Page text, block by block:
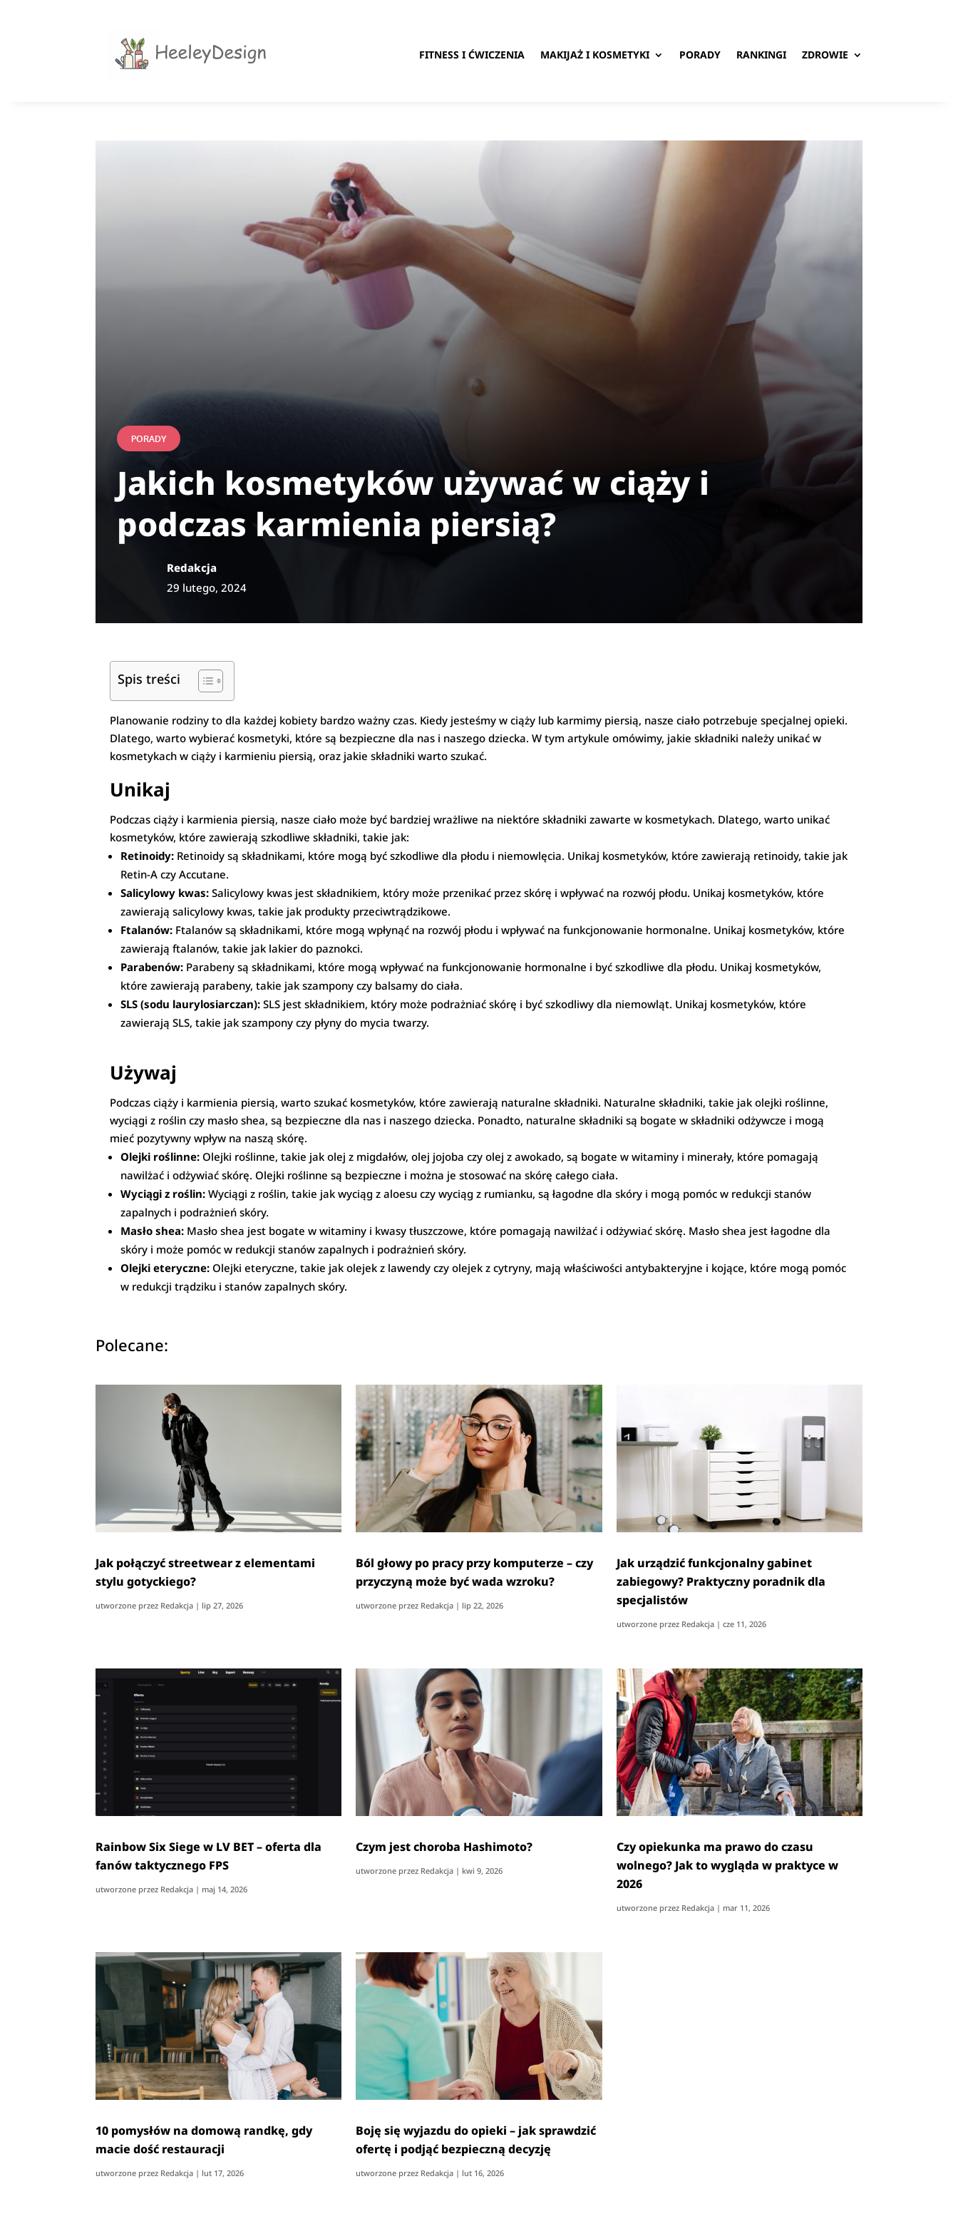
FITNESS I ĆWICZENIA MAKIJAŻ I KOSMETYKI PORADY RANKINGI ZDROWIE
PORADY
Jakich kosmetyków używać w ciąży i
podczas karmienia piersią?
Redakcja
29 lutego, 2024
Spis treści
Planowanie rodziny to dla każdej kobiety bardzo ważny czas. Kiedy jesteśmy w ciąży lub karmimy piersią, nasze ciało potrzebuje specjalnej opieki.
Dlatego, warto wybierać kosmetyki, które są bezpieczne dla nas i naszego dziecka. W tym artykule omówimy, jakie składniki należy unikać w
kosmetykach w ciąży i karmieniu piersią, oraz jakie składniki warto szukać.
Unikaj
Podczas ciąży i karmienia piersią, nasze ciało może być bardziej wrażliwe na niektóre składniki zawarte w kosmetykach. Dlatego, warto unikać
kosmetyków, które zawierają szkodliwe składniki, takie jak:
Retinoidy: Retinoidy są składnikami, które mogą być szkodliwe dla płodu i niemowlęcia. Unikaj kosmetyków, które zawierają retinoidy, takie jak
Retin-A czy Accutane.
Salicylowy kwas: Salicylowy kwas jest składnikiem, który może przenikać przez skórę i wpływać na rozwój płodu. Unikaj kosmetyków, które
zawierają salicylowy kwas, takie jak produkty przeciwtrądzikowe.
Ftalanów: Ftalanów są składnikami, które mogą wpłynąć na rozwój płodu i wpływać na funkcjonowanie hormonalne. Unikaj kosmetyków, które
zawierają ftalanów, takie jak lakier do paznokci.
Parabenów: Parabeny są składnikami, które mogą wpływać na funkcjonowanie hormonalne i być szkodliwe dla płodu. Unikaj kosmetyków,
które zawierają parabeny, takie jak szampony czy balsamy do ciała.
SLS (sodu laurylosiarczan): SLS jest składnikiem, który może podrażniać skórę i być szkodliwy dla niemowląt. Unikaj kosmetyków, które
zawierają SLS, takie jak szampony czy płyny do mycia twarzy.
Używaj
Podczas ciąży i karmienia piersią, warto szukać kosmetyków, które zawierają naturalne składniki. Naturalne składniki, takie jak olejki roślinne,
wyciągi z roślin czy masło shea, są bezpieczne dla nas i naszego dziecka. Ponadto, naturalne składniki są bogate w składniki odżywcze i mogą
mieć pozytywny wpływ na naszą skórę.
Olejki roślinne: Olejki roślinne, takie jak olej z migdałów, olej jojoba czy olej z awokado, są bogate w witaminy i minerały, które pomagają
nawilżać i odżywiać skórę. Olejki roślinne są bezpieczne i można je stosować na skórę całego ciała.
Wyciągi z roślin:Wyciągi z roślin, takie jak wyciąg z aloesu czy wyciąg z rumianku, są łagodne dla skóry i mogą pomóc w redukcji stanów
zapalnych i podrażnień skóry.
Masło shea: Masło shea jest bogate w witaminy i kwasy tłuszczowe, które pomagają nawilżać i odżywiać skórę. Masło shea jest łagodne dla
skóry i może pomóc w redukcji stanów zapalnych i podrażnień skóry.
Olejki eteryczne: Olejki eteryczne, takie jak olejek z lawendy czy olejek z cytryny, mają właściwości antybakteryjne i kojące, które mogą pomóc
w redukcji trądziku i stanów zapalnych skóry.
Polecane:
Jak połączyć streetwear z elementami
stylu gotyckiego?
utworzone przez Redakcja | lip 27, 2026
Ból głowy po pracy przy komputerze – czy
przyczyną może być wada wzroku?
utworzone przez Redakcja | lip 22, 2026
Jak urządzić funkcjonalny gabinet
zabiegowy? Praktyczny poradnik dla
specjalistów
utworzone przez Redakcja| cze 11, 2026
Rainbow Six Siege w LV BET – oferta dla
fanów taktycznego FPS
utworzone przez Redakcja | maj 14, 2026
Czym jest choroba Hashimoto?
utworzone przez Redakcja | kwi 9, 2026
Czy opiekunka ma prawo do czasu
wolnego? Jak to wygląda w praktyce w
2026
utworzone przez Redakcja| mar 11, 2026
10 pomysłów na domową randkę, gdy
macie dość restauracji
utworzone przez Redakcja | lut 17, 2026
Boję się wyjazdu do opieki – jak sprawdzić
ofertę i podjąć bezpieczną decyzję
utworzone przez Redakcja | lut 16, 2026